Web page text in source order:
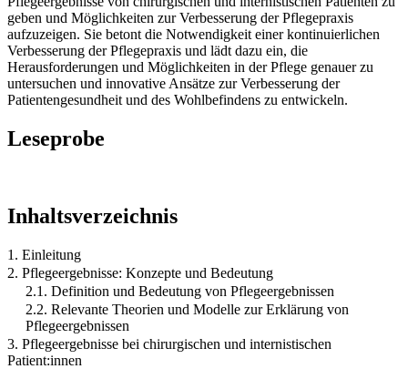
geben und Möglichkeiten zur Verbesserung der Pflegepraxis
aufzuzeigen. Sie betont die Notwendigkeit einer kontinuierlichen
Verbesserung der Pflegepraxis und lädt dazu ein, die
Herausforderungen und Möglichkeiten in der Pflege genauer zu
untersuchen und innovative Ansätze zur Verbesserung der
Patientengesundheit und des Wohlbefindens zu entwickeln.
Leseprobe
Inhaltsverzeichnis
1. Einleitung
2. Pflegeergebnisse: Konzepte und Bedeutung
2.1. Definition und Bedeutung von Pflegeergebnissen
2.2. Relevante Theorien und Modelle zur Erklärung von
Pflegeergebnissen
3. Pflegeergebnisse bei chirurgischen und internistischen
Patient:innen